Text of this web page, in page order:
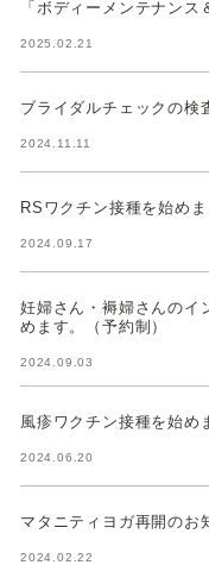
「ボディーメンテナン
2025.02.21
ブライダルチェックの検
2024.11.11
RSワクチン接種を始めま
2024.09.17
妊婦さん・褥婦さんのイ
めます。（予約制）
2024.09.03
風疹ワクチン接種を始め
2024.06.20
マタニティヨガ再開のお
2024.02.22